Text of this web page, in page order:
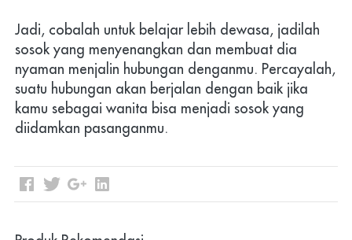
Jadi, cobalah untuk belajar lebih dewasa, jadilah
sosok yang menyenangkan dan membuat dia
nyaman menjalin hubungan denganmu. Percayalah,
suatu hubungan akan berjalan dengan baik jika
kamu sebagai wanita bisa menjadi sosok yang
diidamkan pasanganmu.